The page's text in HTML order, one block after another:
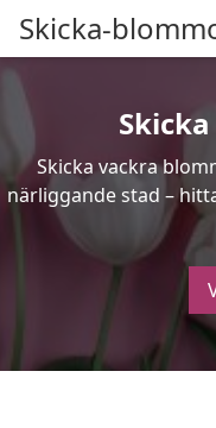
Skicka-
Skicka vackra
närliggande stad –